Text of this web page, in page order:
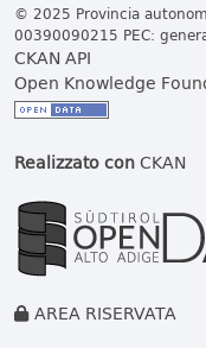
© 2025 Provincia
00390090215 PEC:
CKAN API
Open Knowledge
Realizzato conCKAN
AREA RISERVATA